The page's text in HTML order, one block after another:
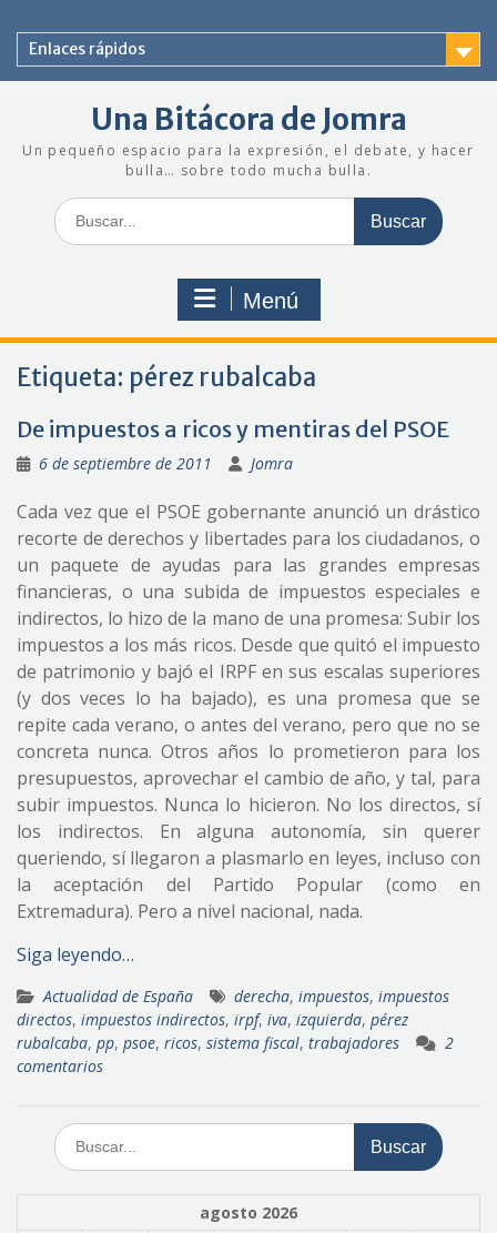
contenido
Enlaces rápidos
Una Bitácora de Jomra
Un pequeño espacio para la expresión, el debate, y hacer
bulla… sobre todo mucha bulla.
Buscar:
Menú
Etiqueta: pérez rubalcaba
De impuestos a ricos y mentiras del PSOE
6 de septiembre de 2011 Jomra
Cada vez que el PSOE gobernante anunció un drástico
recorte de derechos y libertades para los ciudadanos, o
un paquete de ayudas para las grandes empresas
financieras, o una subida de impuestos especiales e
indirectos, lo hizo de la mano de una promesa: Subir los
impuestos a los más ricos. Desde que quitó el impuesto
de patrimonio y bajó el IRPF en sus escalas superiores
(y dos veces lo ha bajado), es una promesa que se
repite cada verano, o antes del verano, pero que no se
concreta nunca. Otros años lo prometieron para los
presupuestos, aprovechar el cambio de año, y tal, para
subir impuestos. Nunca lo hicieron. No los directos, sí
los indirectos. En alguna autonomía, sin querer
queriendo, sí llegaron a plasmarlo en leyes, incluso con
la aceptación del Partido Popular (como en
Extremadura). Pero a nivel nacional, nada.
Siga leyendo…
Actualidad de España derecha, impuestos, impuestos
directos, impuestos indirectos, irpf, iva, izquierda, pérez
rubalcaba, pp, psoe, ricos, sistema fiscal, trabajadores
2
comentarios
Buscar:
agosto 2026